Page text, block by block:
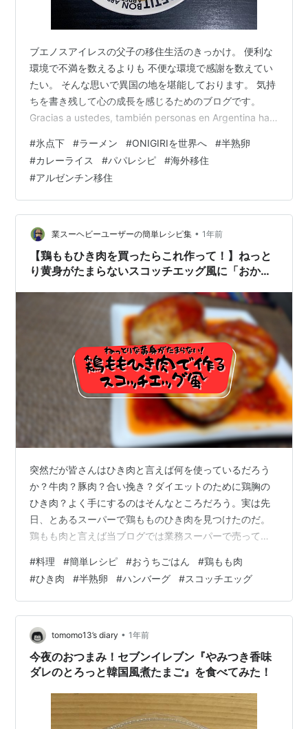
ブエノスアイレスの父子の移住生活のきっかけ。 便利な
環境で不満を数えるよりも 不便な環境で感謝を数えてい
たい。 そんな思いで異国の地を堪能しております。 気持
ちを書き残して心の成長を感じるためのブログです。
Gracias a ustedes, también personas en Argentina han
en traducirlo y echarle un vistazo. ¡Si tienen alguna
sugerencia, dejen un comentario! 麺類…
#氷点下 #ラーメン #ONIGIRIを世界へ #半熟卵
#カレーライス #パパレシピ #海外移住
#アルゼンチン移住
業スーヘビーユーザーの簡単レシピ集 • 1年前
【鶏ももひき肉を買ったらこれ作って！】ねっと
り黄身がたまらないスコッチエッグ風に「おかわ
突然だが皆さんはひき肉と言えば何を使っているだろう
か？牛肉？豚肉？合い挽き？ダイエットのために鶏胸の
ひき肉？よく手にするのはそんなところだろう。実は先
日、とあるスーパーで鶏もものひき肉を見つけたのだ。
鶏もも肉と言えば当ブログでは業務スーパーで売ってい
心に取り扱っているので「鶏ももでひき肉ぅ！？」と興
味が湧いて思わず買ってしまった。しかし勢いで買って
しまったゆえレシピを考えていなかった(笑)しばし悩んだ
あと、鶏肉ということで同じくニワトリから取れる食材
の卵を用いてスコッチエッグ風に仕立ててみることにし
たぞ！ 【材料】2個分 鶏ももひき肉 200g…
#料理 #簡単レシピ #おうちごはん #鶏もも肉
#ひき肉 #半熟卵 #ハンバーグ #スコッチエッグ
tomomo13’s diary • 1年前
今夜のおつまみ！セブンイレブン『やみつき香味
ダレのとろっと韓国風煮たまご』を食べてみた！